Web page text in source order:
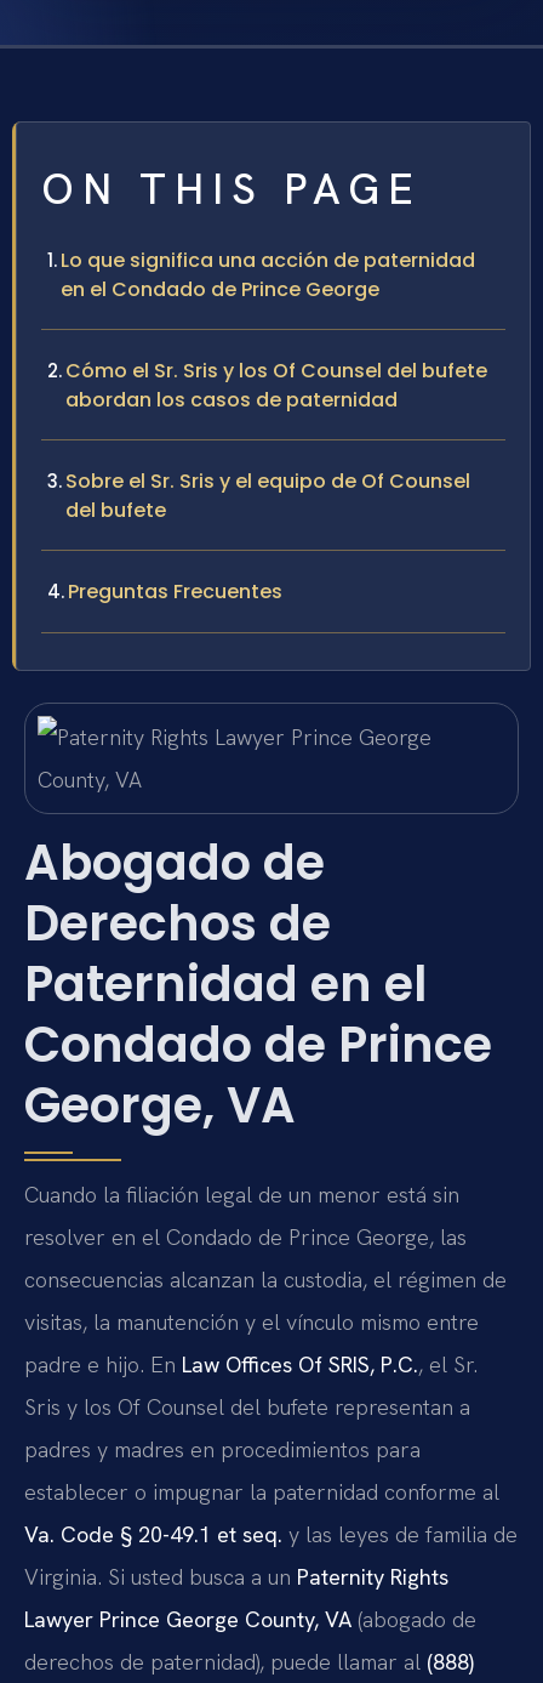
ON THIS PAGE
Lo que significa una acción de paternidad
en el Condado de Prince George
Cómo el Sr. Sris y los Of Counsel del bufete
abordan los casos de paternidad
Sobre el Sr. Sris y el equipo de Of Counsel
del bufete
Preguntas Frecuentes
Abogado de
Derechos de
Paternidad en el
Condado de Prince
George, VA
Cuando la filiación legal de un menor está sin
resolver en el Condado de Prince George, las
consecuencias alcanzan la custodia, el régimen de
visitas, la manutención y el vínculo mismo entre
padre e hijo. En Law Offices Of SRIS, P.C., el Sr.
Sris y los Of Counsel del bufete representan a
padres y madres en procedimientos para
establecer o impugnar la paternidad conforme al
Va. Code § 20-49.1 et seq. y las leyes de familia de
Virginia. Si usted busca a un Paternity Rights
Lawyer Prince George County, VA (abogado de
derechos de paternidad), puede llamar al (888)